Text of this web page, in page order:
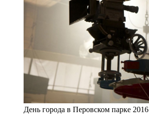
День города в Перовском парке 2016